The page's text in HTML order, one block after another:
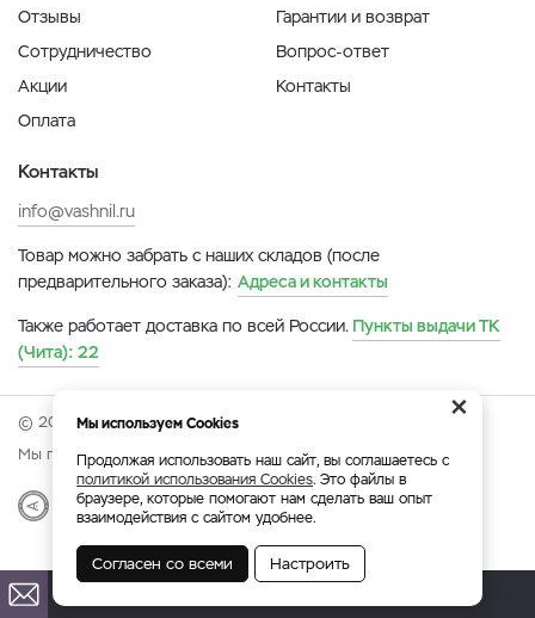
Отзывы
Сотрудничество
Акции
Оплата
Гарантии и возврат
Вопрос-ответ
Контакты
Контакты
info@vashnil.ru
Товар можно забрать с наших складов (после
предварительного заказа): Адреса и контакты
Также работает доставка по всей России. Пункты выдачи ТК
(Чита): 22
© 2026 Онлайн-ярмарка ВАСХНиЛ.
Мы принимаем:
Разработка|Веб-аналитика
×
Мы используем Cookies
Продолжая использовать наш сайт, вы соглашаетесь с
политикой использования Cookies. Это файлы в
браузере, которые помогают нам сделать ваш опыт
взаимодействия с сайтом удобнее.
Согласен со всеми Настроить